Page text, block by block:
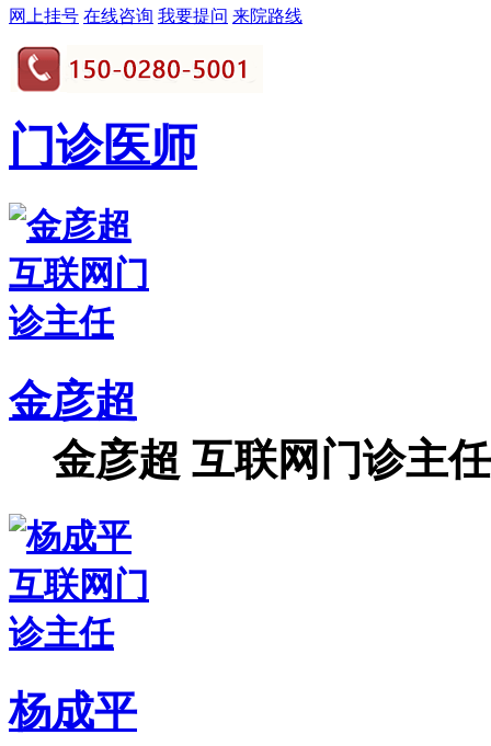
网上挂号 在线咨询 我要提问 来院路线
门诊医师
金彦超
金彦超 互联网门诊主
杨成平